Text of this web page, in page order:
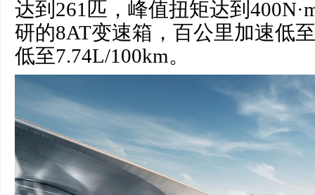
达到261匹，峰值扭矩达到
研的8AT变速箱，百公里加速低
低至7.74L/100km。